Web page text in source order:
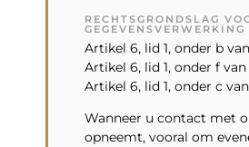
RECHTSGRONDSLAG
GEGEVENSVERWERKING
Artikel 6, lid 1, onder b
Artikel 6, lid 1, onder f van
Artikel 6, lid 1, onder c
Wanneer u contact met
opneemt, vooral om